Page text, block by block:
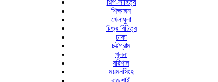
শিল্প-সাহিত্য
শিক্ষাঙ্গন
খেলাধুলা
চিত্র বিচিত্র
ঢাকা
চট্টগ্রাম
খুলনা
বরিশাল
ময়মনসিংহ